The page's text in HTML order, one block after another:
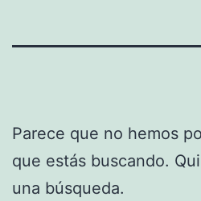
Parece que no hemos
que estás buscando.
una búsqueda.